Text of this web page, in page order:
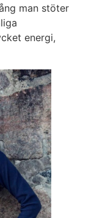
man stöter
energi,